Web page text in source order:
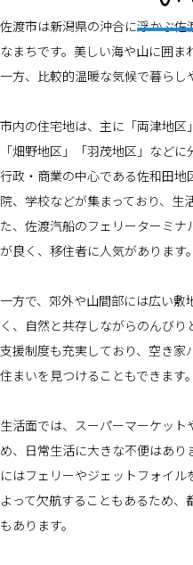
佐渡市は新潟県の沖合に浮かぶ
なまちです。美しい海や山に囲ま
一方、比較的温暖な気候で暮らし
市内の住宅地は、主に「両津地区
「畑野地区」「羽茂地区」など
行政・商業の中心である佐和田
院、学校などが集まっており、生
た、佐渡汽船のフェリーターミ
が良く、移住者に人気があります。
一方で、郊外や山間部には広い敷
く、自然と共存しながらのんび
支援制度も充実しており、空き
住まいを見つけることもできます。
生活面では、スーパーマーケッ
め、日常生活に大きな不便はあ
にはフェリーやジェットフォイ
よって欠航することもあるため
もあります。